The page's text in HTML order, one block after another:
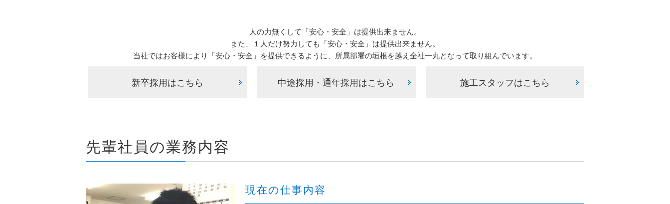
人の力無くして「安心・安全」は提供出来ません。
また、１人だけ努力しても「安心・安全」は提供出来ません。
当社ではお客様により「安心・安全」を提供できるように、所属部署の垣根を越え全社一丸となって取り組んでいます。
新卒採用はこちら 中途採用・通年採用はこちら 施工スタッフはこちら
先輩社員の業務内容
現在の仕事内容